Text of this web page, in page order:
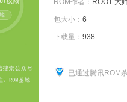
ROM作者： ROOT 大
包大小： 6
下载量： 938
已通过腾讯ROM